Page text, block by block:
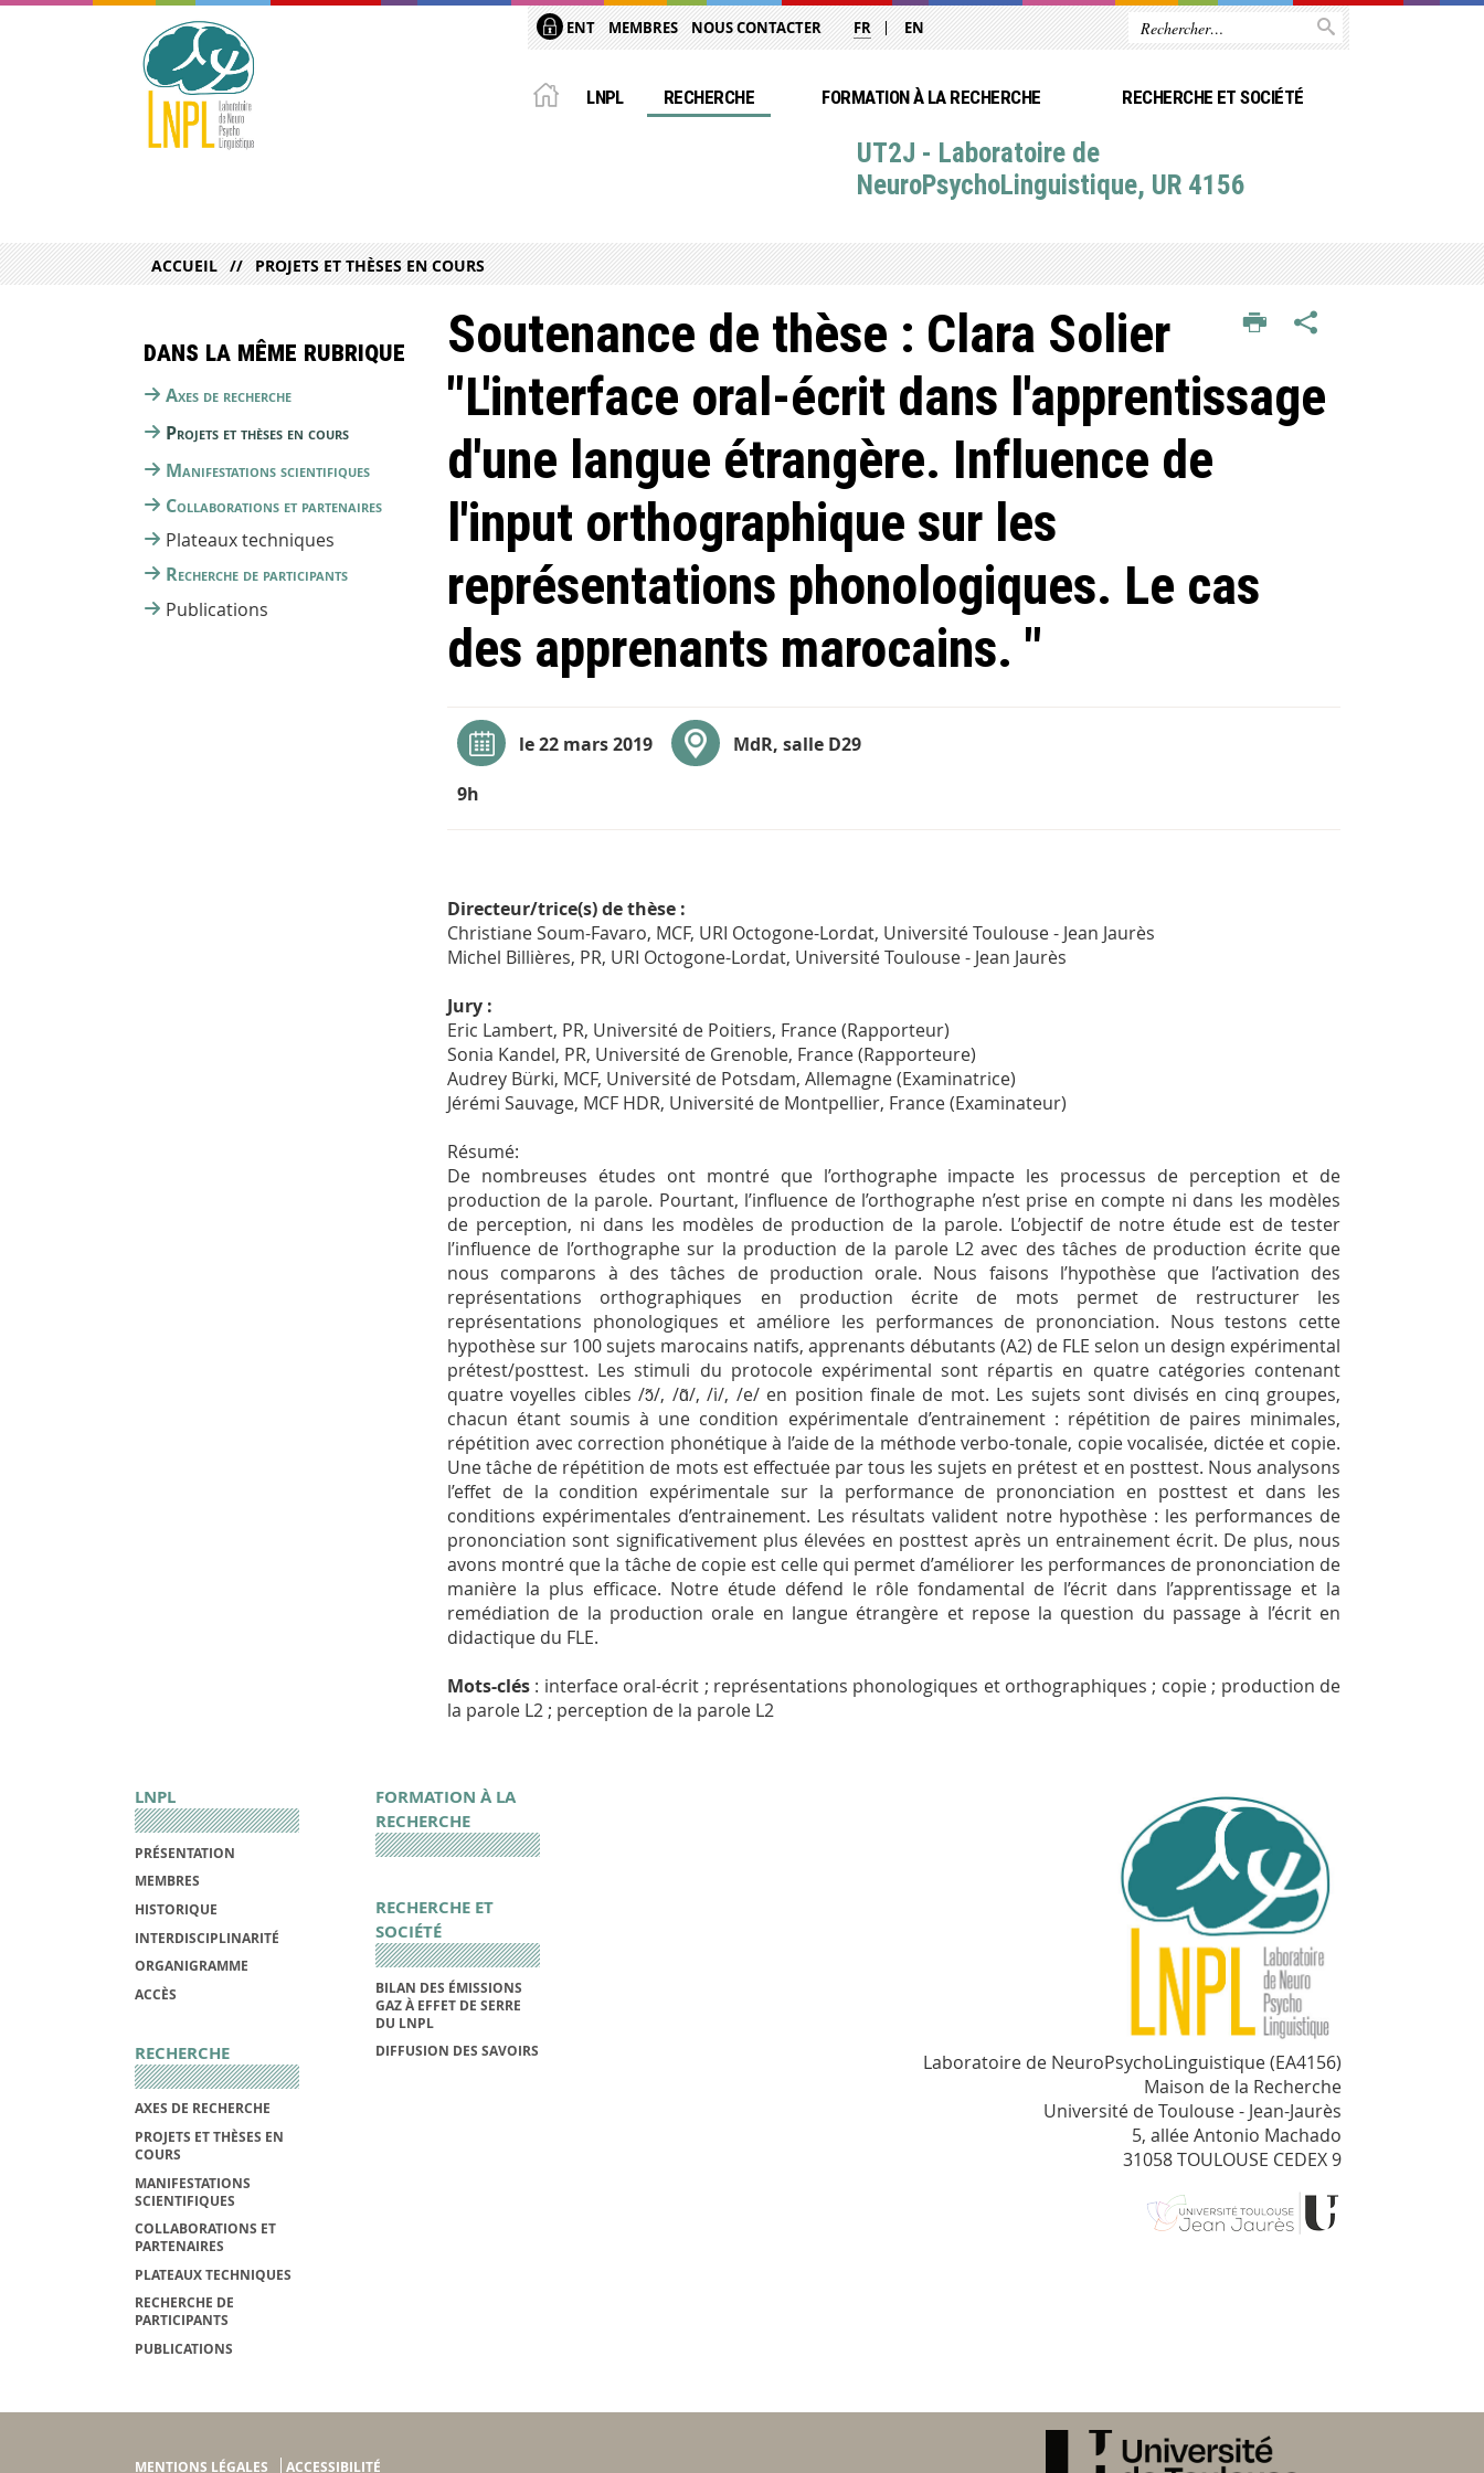
ENT MEMBRES NOUS CONTACTER FR EN
LNPL RECHERCHE FORMATION À LA RECHERCHE RECHERCHE ET SOCIÉTÉ
UT2J - Laboratoire de
NeuroPsychoLinguistique, UR 4156
ACCUEIL PROJETS ET THÈSES EN COURS
Soutenance de thèse : Clara Solier
"L'interface oral-écrit dans l'apprentissage
d'une langue étrangère. Influence de
l'input orthographique sur les
représentations phonologiques. Le cas
des apprenants marocains. "
le 22 mars 2019
9h
MdR, salle D29
Directeur/trice(s) de thèse :
Christiane Soum-Favaro, MCF, URI Octogone-Lordat, Université Toulouse - Jean Jaurès
Michel Billières, PR, URI Octogone-Lordat, Université Toulouse - Jean Jaurès
Jury :
Eric Lambert, PR, Université de Poitiers, France (Rapporteur)
Sonia Kandel, PR, Université de Grenoble, France (Rapporteure)
Audrey Bürki, MCF, Université de Potsdam, Allemagne (Examinatrice)
Jérémi Sauvage, MCF HDR, Université de Montpellier, France (Examinateur)
Résumé:
De nombreuses études ont montré que l’orthographe impacte les processus de perception et de
production de la parole. Pourtant, l’influence de l’orthographe n’est prise en compte ni dans les modèles
de perception, ni dans les modèles de production de la parole. L’objectif de notre étude est de tester
l’influence de l’orthographe sur la production de la parole L2 avec des tâches de production écrite que
nous comparons à des tâches de production orale. Nous faisons l’hypothèse que l’activation des
représentations orthographiques en production écrite de mots permet de restructurer les
représentations phonologiques et améliore les performances de prononciation. Nous testons cette
hypothèse sur 100 sujets marocains natifs, apprenants débutants (A2) de FLE selon un design expérimental
prétest/posttest. Les stimuli du protocole expérimental sont répartis en quatre catégories contenant
quatre voyelles cibles /ɔ̃/, /ɑ̃/, /i/, /e/ en position finale de mot. Les sujets sont divisés en cinq groupes,
chacun étant soumis à une condition expérimentale d’entrainement : répétition de paires minimales,
répétition avec correction phonétique à l’aide de la méthode verbo-tonale, copie vocalisée, dictée et copie.
Une tâche de répétition de mots est effectuée par tous les sujets en prétest et en posttest. Nous analysons
l’effet de la condition expérimentale sur la performance de prononciation en posttest et dans les
conditions expérimentales d’entrainement. Les résultats valident notre hypothèse : les performances de
prononciation sont significativement plus élevées en posttest après un entrainement écrit. De plus, nous
avons montré que la tâche de copie est celle qui permet d’améliorer les performances de prononciation de
manière la plus efficace. Notre étude défend le rôle fondamental de l’écrit dans l’apprentissage et la
remédiation de la production orale en langue étrangère et repose la question du passage à l’écrit en
didactique du FLE.
Mots-clés : interface oral-écrit ; représentations phonologiques et orthographiques ; copie ; production de
la parole L2 ; perception de la parole L2
Dans la même rubrique
Axes de recherche
Projets et thèses en cours
Manifestations scientifiques
Collaborations et partenaires
Plateaux techniques
Recherche de participants
Publications
LNPL
PRÉSENTATION
MEMBRES
HISTORIQUE
INTERDISCIPLINARITÉ
ORGANIGRAMME
ACCÈS
RECHERCHE
AXES DE RECHERCHE
PROJETS ET THÈSES EN
COURS
MANIFESTATIONS
SCIENTIFIQUES
COLLABORATIONS ET
PARTENAIRES
PLATEAUX TECHNIQUES
RECHERCHE DE
PARTICIPANTS
PUBLICATIONS
FORMATION À LA
RECHERCHE
RECHERCHE ET
SOCIÉTÉ
BILAN DES ÉMISSIONS
GAZ À EFFET DE SERRE
DU LNPL
DIFFUSION DES SAVOIRS
Laboratoire de NeuroPsychoLinguistique (EA4156)
Maison de la Recherche
Université de Toulouse - Jean-Jaurès
5, allée Antonio Machado
31058 TOULOUSE CEDEX 9
MENTIONS LÉGALES ACCESSIBILITÉ